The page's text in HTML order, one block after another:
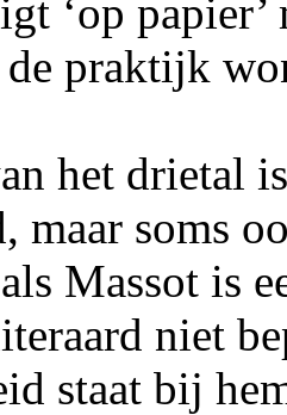
‘op
praktijk
het drietal
maar soms
Massot is
niet
staat bij